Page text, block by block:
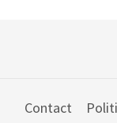
Contact